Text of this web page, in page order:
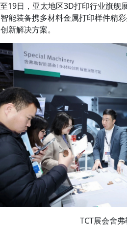
19日，亚太地区3D打印行业旗
能装备携多材料金属打印样件精
新解决方案。
TCT展会舍